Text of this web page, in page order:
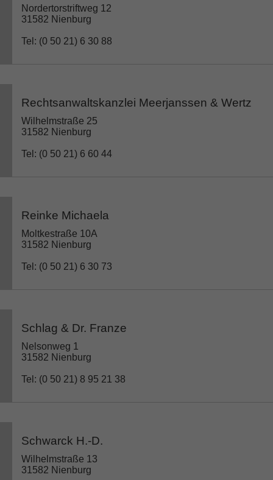
Nordertorstriftweg 12
31582 Nienburg
Tel: (0 50 21) 6 30 88
Rechtsanwaltskanzlei Meerjanssen & Wertz
Wilhelmstraße 25
31582 Nienburg
Tel: (0 50 21) 6 60 44
Reinke Michaela
Moltkestraße 10A
31582 Nienburg
Tel: (0 50 21) 6 30 73
Schlag & Dr. Franze
Nelsonweg 1
31582 Nienburg
Tel: (0 50 21) 8 95 21 38
Schwarck H.-D.
Wilhelmstraße 13
31582 Nienburg